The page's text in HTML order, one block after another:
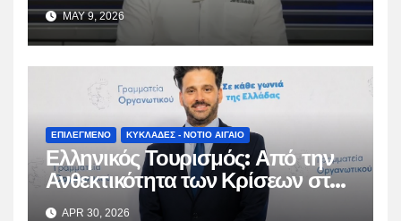
MAY 9, 2026
ΕΠΙΛΕΓΜΕΝΟ ΚΥΚΛΑΔΕΣ - ΝΟΤΙΟ ΑΙΓΑΙΟ
Ελληνικός Τουρισμός: Από την
Ανθεκτικότητα των Κρίσεων στη
Βιώσιμη Ωρίμαση
APR 30, 2026